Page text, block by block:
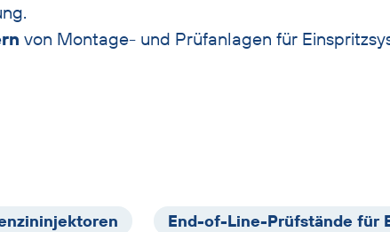
von Montage- und Prüfanlagen für
End-of-Line-Prüfstände für